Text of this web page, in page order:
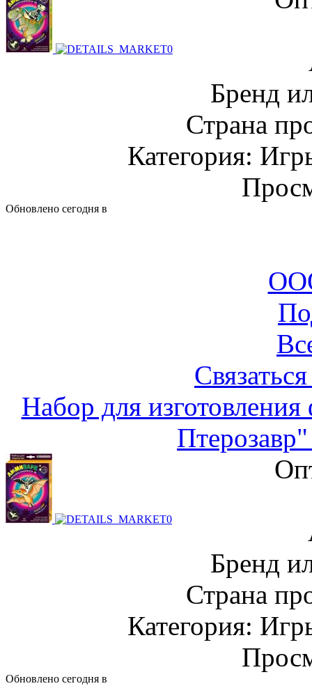
Бренд
Страна
Категория:
Обновлено сегодня в
Набор для
Бренд
Страна
Категория:
Обновлено сегодня в